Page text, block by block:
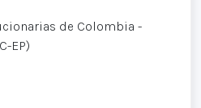
de Colombia -
EP)